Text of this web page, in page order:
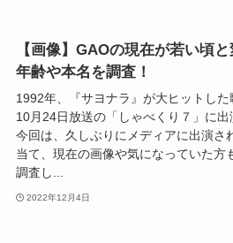
【画像】GAOの現在が若い頃
年齢や本名を調査！
1992年、『サヨナラ』が大ヒットし
10月24日放送の「しゃべくり７」に出
今回は、久しぶりにメディアに出演さ
当て、現在の画像や気になっていた方
調査し...
2022年12月4日